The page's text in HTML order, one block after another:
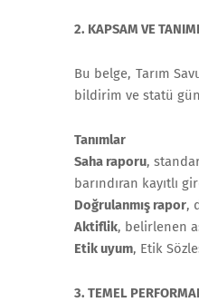
2. KAPSAM VE
Bu belge, Tarım
bildirim ve statü
Tanımlar
Saha raporu,
barındıran kayıtlı
Doğrulanmış rapor,
Aktiflik, belirlenen
Etik uyum, Etik
3. TEMEL